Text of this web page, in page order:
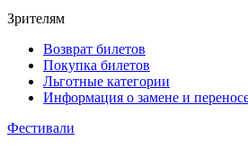
Зрителям
Возврат билетов
Покупка билетов
Льготные категории
Информация о замене и
Фестивали